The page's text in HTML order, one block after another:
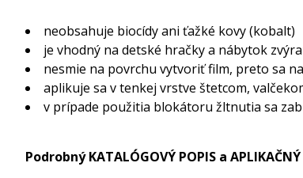
neobsahuje biocídy ani ťažké kovy (kobalt)
je vhodný na detské hračky a nábytok
nesmie na povrchu vytvoriť film, preto sa
aplikuje sa v tenkej vrstve štetcom,
v prípade použitia blokátoru žltnutia sa
Podrobný KATALÓGOVÝ POPIS a